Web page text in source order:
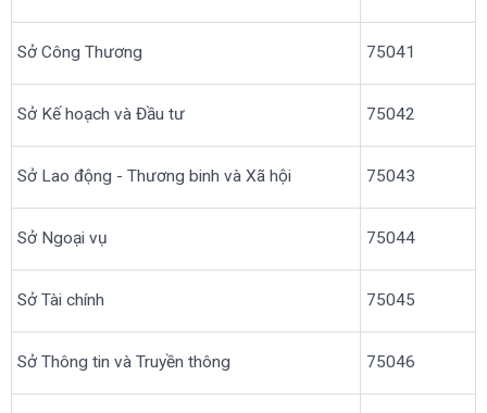
Sở Công Thương 75041
Sở Kế hoạch và Đầu tư 75042
Sở Lao động - Thương binh và Xã hội 75043
Sở Ngoại vụ 75044
Sở Tài chính 75045
Sở Thông tin và Truyền thông 75046